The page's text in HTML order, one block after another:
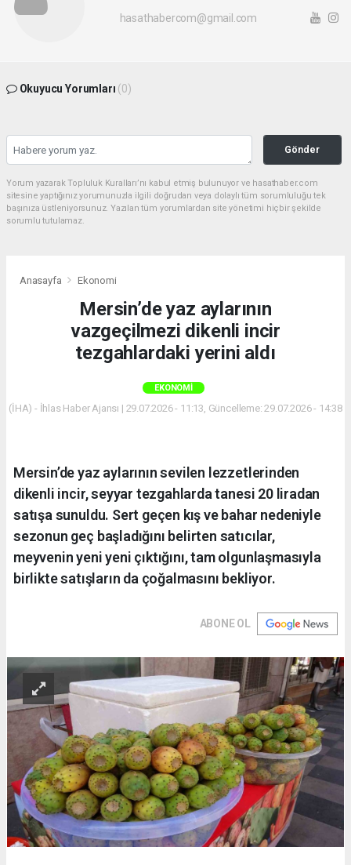
hasathabercom@gmail.com
Okuyucu Yorumları (0)
Gönder
Yorum yazarak Topluluk Kuralları’nı kabul etmiş bulunuyor ve hasathaber.com
sitesine yaptığınız yorumunuzla ilgili doğrudan veya dolaylı tüm sorumluluğu tek
başınıza üstleniyorsunuz. Yazılan tüm yorumlardan site yönetimi hiçbir şekilde
sorumlu tutulamaz.
Anasayfa Ekonomi
Mersin’de yaz aylarının
vazgeçilmezi dikenli incir
tezgahlardaki yerini aldı
EKONOMI
(İHA) - İhlas Haber Ajansı | 29.07.2026 - 11:13, Güncelleme: 29.07.2026 - 14:38
Mersin’de yaz aylarının sevilen lezzetlerinden
dikenli incir, seyyar tezgahlarda tanesi 20 liradan
satışa sunuldu. Sert geçen kış ve bahar nedeniyle
sezonun geç başladığını belirten satıcılar,
meyvenin yeni yeni çıktığını, tam olgunlaşmasıyla
birlikte satışların da çoğalmasını bekliyor.
ABONE OL